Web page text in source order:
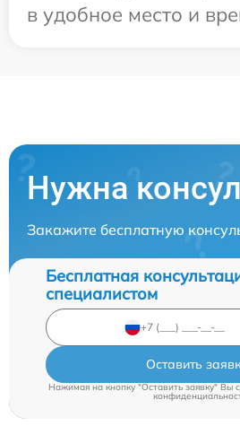
в удобное место и
Нужна
Закажите бесплатную
Бесплатная
специалистом
Оставить
Нажимая на кнопку "Оставить заявку" Вы